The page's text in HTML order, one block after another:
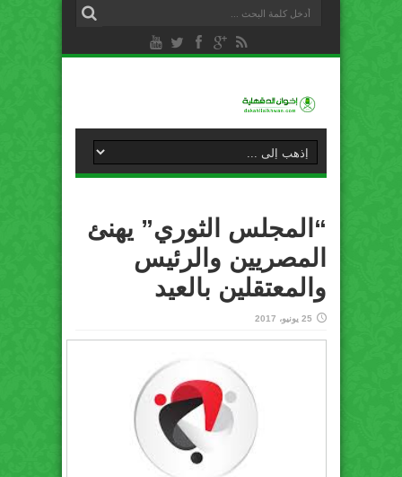
“المجلس الثوري” يهنئ
المصريين والرئيس
والمعتقلين بالعيد
25 يونيو، 2017